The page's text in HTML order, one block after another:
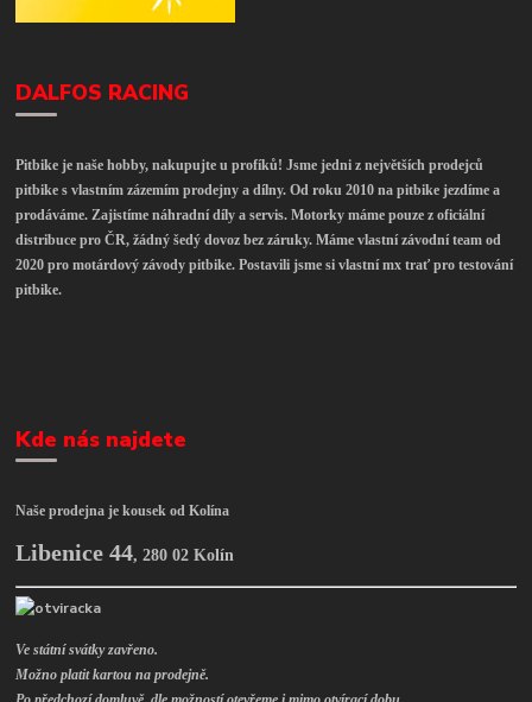
DALFOS RACING
Pitbike je naše hobby, nakupujte u profíků! Jsme jedni z největších prodejců
pitbike s vlastním zázemím prodejny a dílny. Od roku 2010 na pitbike jezdíme a
prodáváme. Zajistíme náhradní díly a servis. Motorky máme pouze z oficiální
distribuce pro ČR, žádný šedý dovoz bez záruky. Máme vlastní závodní team od
2020 pro motárdový závody pitbike. Postavili jsme si vlastní mx trať pro testování
pitbike.
Kde nás najdete
Naše prodejna je kousek od Kolína
Libenice 44,280 02 Kolín
Ve státní svátky zavřeno.
Možno platit kartou na prodejně.